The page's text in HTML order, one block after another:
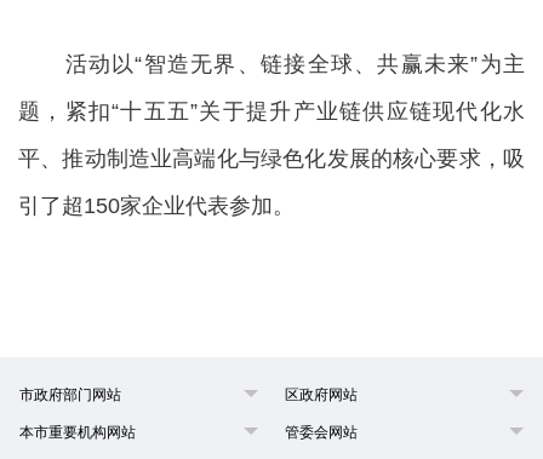
活动以“智造无界、链接全球、共赢未来”为主
题，紧扣“十五五”关于提升产业链供应链现代化水
平、推动制造业高端化与绿色化发展的核心要求，吸
引了超150家企业代表参加。
市政府部门网站 区政府网站
本市重要机构网站 管委会网站